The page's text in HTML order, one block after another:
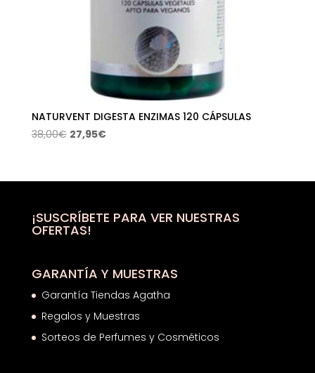
NATURVENT DIGESTA ENZIMAS 120 CÁPSULAS
38,00€ El
era:
27,95€El
es:
¡SUSCRÍBETE PARA VER NUESTRAS
OFERTAS!
GARANTÍA Y MUESTRAS
Garantía Tiendas Agatha
Regalos y Muestras
Sorteos de Perfumes y Cosméticos